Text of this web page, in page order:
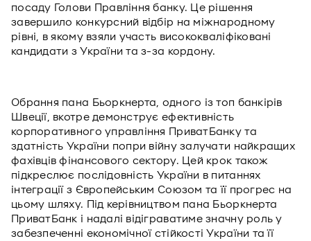
посаду Голови Правління банку. Це рішення
завершило конкурсний відбір на міжнародному
рівні, в якому взяли участь висококваліфіковані
кандидати з України та з-за кордону.
Обрання пана Бьоркнерта, одного із топ банкірів
Швеції, вкотре демонструє ефективність
корпоративного управління ПриватБанку та
здатність України попри війну залучати найкращих
фахівців фінансового сектору. Цей крок також
підкреслює послідовність України в питаннях
інтеграції з Європейським Союзом та її прогрес на
цьому шляху. Під керівництвом пана Бьоркнерта
ПриватБанк і надалі відіграватиме значну роль у
забезпеченні економічної стійкості України та її